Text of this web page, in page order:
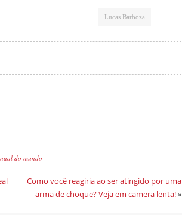
Lucas Barboza
do mundo
Como você reagiria ao ser atingido por uma
arma de choque? Veja em camera lenta!»